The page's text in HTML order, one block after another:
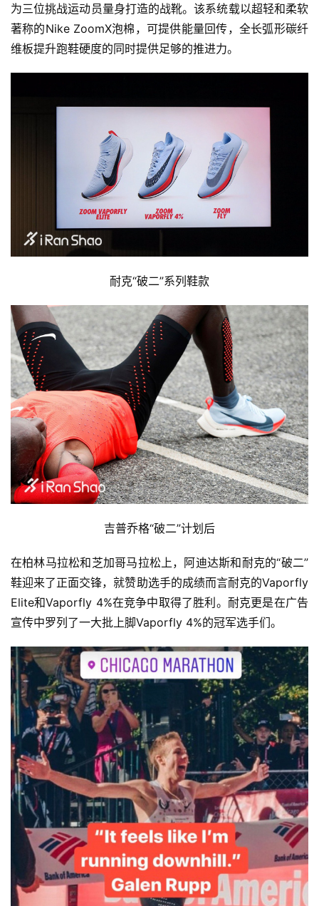
为三位挑战运动员量身打造的战靴。该系统载以超轻和柔软
著称的Nike ZoomX泡棉，可提供能量回传，全长弧形碳纤
维板提升跑鞋硬度的同时提供足够的推进力。
耐克“破二”系列鞋款
吉普乔格“破二”计划后
在柏林马拉松和芝加哥马拉松上，阿迪达斯和耐克的“破二”
鞋迎来了正面交锋，就赞助选手的成绩而言耐克的Vaporfly
Elite和Vaporfly 4%在竞争中取得了胜利。耐克更是在广告
宣传中罗列了一大批上脚Vaporfly 4%的冠军选手们。